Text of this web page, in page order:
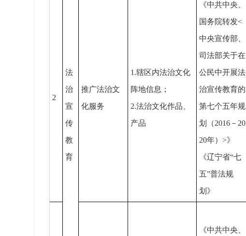
法
治
宣
传
教
育
2
推广法治文
化服务
1.辖区内法治文化
阵地信息；
2.法治文化作品、
产品
《中共中央、
国务院转发<
中央宣传部、
司法部关于在
公民中开展法
治宣传教育的
第七个五年规
划（2016－20
20年）>》
《辽宁省“七
五”普法规
划》
《中共中央、